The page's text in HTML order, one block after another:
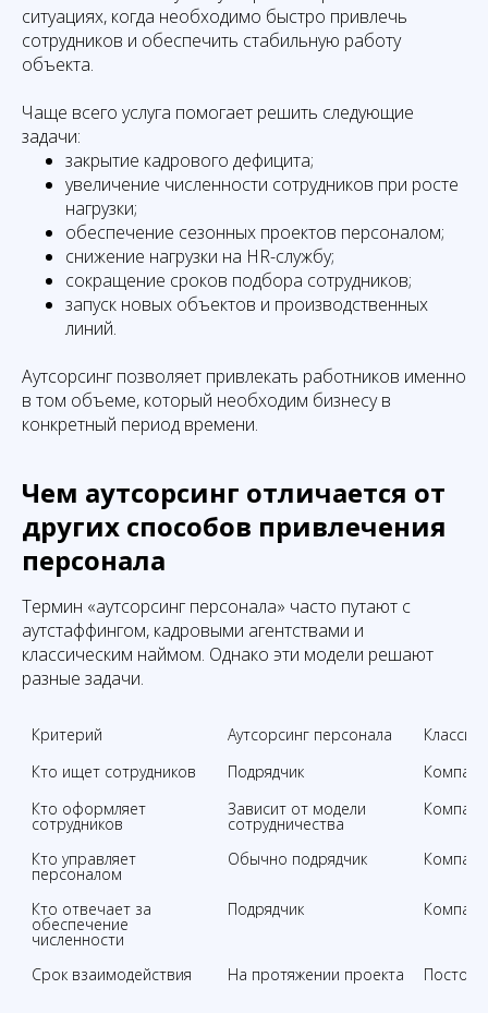
ситуациях, когда необходимо быстро привлечь
сотрудников и обеспечить стабильную работу
объекта.
Чаще всего услуга помогает решить следующие
задачи:
закрытие кадрового дефицита;
увеличение численности сотрудников при росте
нагрузки;
обеспечение сезонных проектов персоналом;
снижение нагрузки на HR-службу;
сокращение сроков подбора сотрудников;
запуск новых объектов и производственных
линий.
Аутсорсинг позволяет привлекать работников именно
в том объеме, который необходим бизнесу в
конкретный период времени.
Чем аутсорсинг отличается от
других способов привлечения
персонала
Термин «аутсорсинг персонала» часто путают с
аутстаффингом, кадровыми агентствами и
классическим наймом. Однако эти модели решают
разные задачи.
Критерий Аутсорсинг персонала
Кто ищет сотрудников
Подрядчик
Кто оформляет
сотрудников
Зависит от модели
сотрудничества
Кто управляет
персоналом
Обычно подрядчик
Кто отвечает за
обеспечение
численности
Подрядчик
Срок взаимодействия На протяжении проекта